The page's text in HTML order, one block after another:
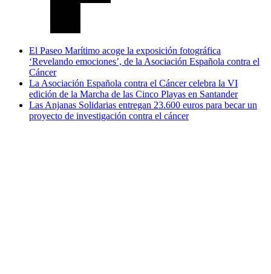
El Paseo Marítimo acoge la exposición fotográfica
‘Revelando emociones’, de la Asociación Española contra el
Cáncer
La Asociación Española contra el Cáncer celebra la VI
edición de la Marcha de las Cinco Playas en Santander
Las Anjanas Solidarias entregan 23.600 euros para becar un
proyecto de investigación contra el cáncer